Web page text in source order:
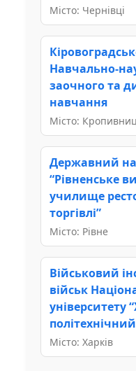
Місто: Чернівці
Навчально-
заочного та
навчання
Місто:
Державний
“Рівненське
училище
торгівлі”
Місто: Рівне
Військовий
військ
університету
Місто: Харків